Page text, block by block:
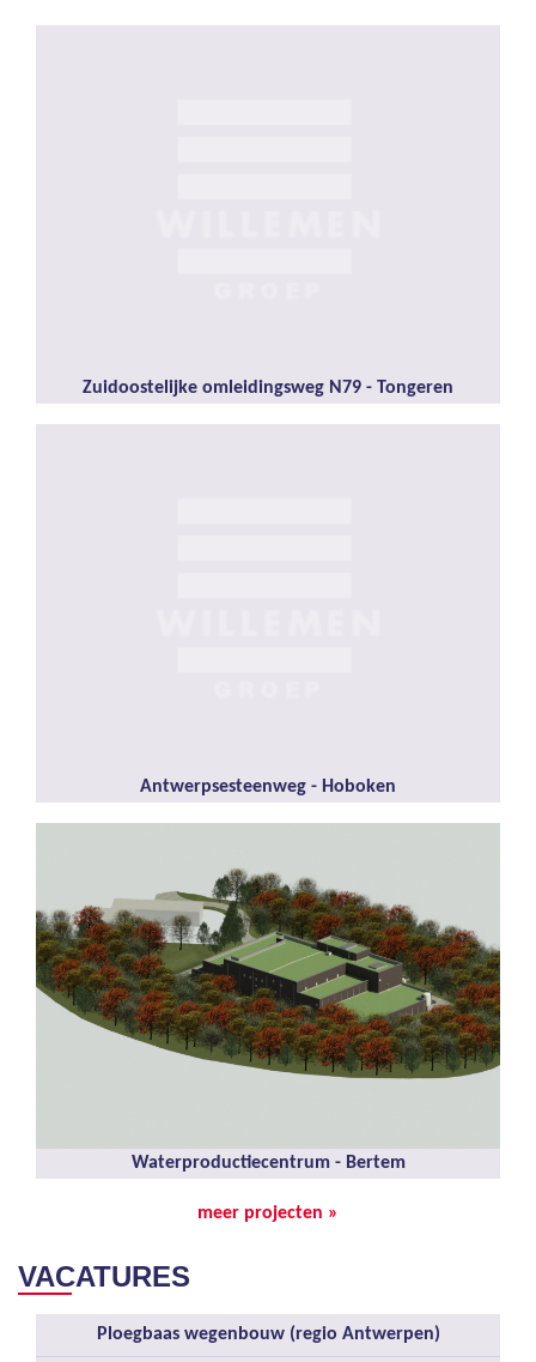
Zuidoostelijke omleidingsweg N79 - Tongeren
Antwerpsesteenweg - Hoboken
Waterproductiecentrum - Bertem
meer projecten »
VACATURES
Ploegbaas wegenbouw (regio Antwerpen)